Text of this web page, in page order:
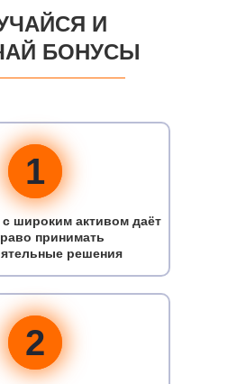
1
с широким активом даёт
принимать
решения
И
БОНУСЫ
2